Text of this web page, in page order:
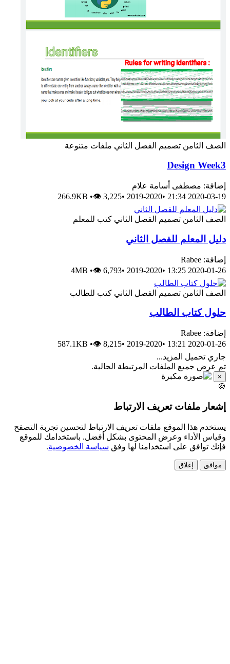
تصميم الفصل الثاني ملفات متنوعة
Design
مصطفى أسامة علام
2020-
•
2019-2020
•
266.9KB •👁 3,225
تصميم الفصل الثاني كتب للمعلم
للفصل الثاني
2020-
•
2019-2020
•
4MB •👁 6,793
تصميم الفصل الثاني كتب للطالب
الطالب
2020-
•
2019-2020
•
587.1KB •👁 8,215
المزيد...
الملفات المرتبطة الحالية.
ملفات تعريف الارتباط
هذا الموقع ملفات تعريف الارتباط لتحسين تجربة التصفح
وعرض المحتوى بشكل أفضل. باستخدامك للموقع
على استخدامنا لها وفقسياسة الخصوصية.
إغلاق